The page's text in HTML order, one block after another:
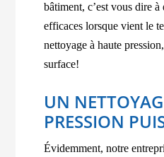
bâtiment, c’est vous dire
efficaces lorsque vient le
nettoyage à haute
surface!
UN
PRESSION
Évidemment, notre